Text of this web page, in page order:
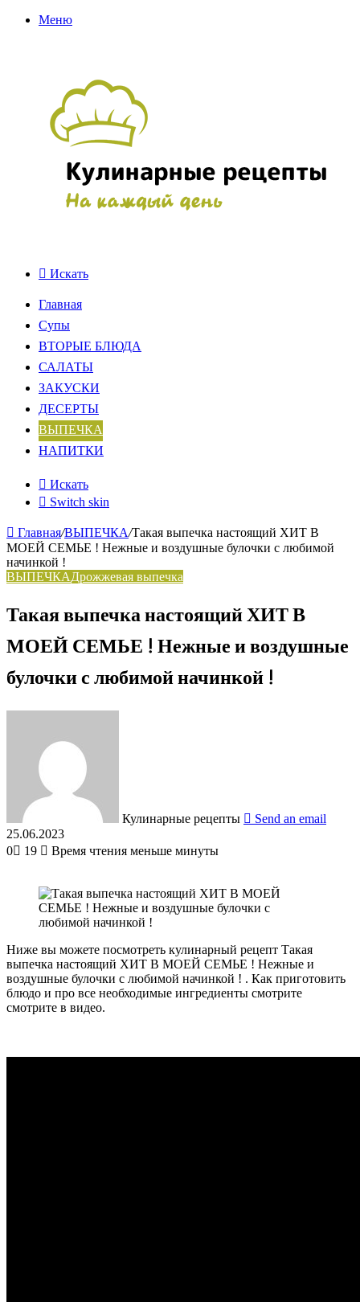
Меню
Искать
Главная
Супы
ВТОРЫЕ БЛЮДА
САЛАТЫ
ЗАКУСКИ
ДЕСЕРТЫ
ВЫПЕЧКА
НАПИТКИ
Искать
Switch skin
Главная/ВЫПЕЧКА/Такая выпечка настоящий ХИТ В
МОЕЙ СЕМЬЕ ! Нежные и воздушные булочки с любимой
начинкой !
ВЫПЕЧКАДрожжевая выпечка
Такая выпечка настоящий ХИТ В
МОЕЙ СЕМЬЕ ! Нежные и воздушные
булочки с любимой начинкой !
Кулинарные рецепты
Send an email
25.06.2023
0
19 Время чтения меньше минуты
Ниже вы можете посмотреть кулинарный рецепт Такая
выпечка настоящий ХИТ В МОЕЙ СЕМЬЕ ! Нежные и
воздушные булочки с любимой начинкой ! . Как приготовить
блюдо и про все необходимые ингредиенты смотрите
смотрите в видео.